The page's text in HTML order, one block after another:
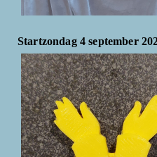
Startzondag 4 september